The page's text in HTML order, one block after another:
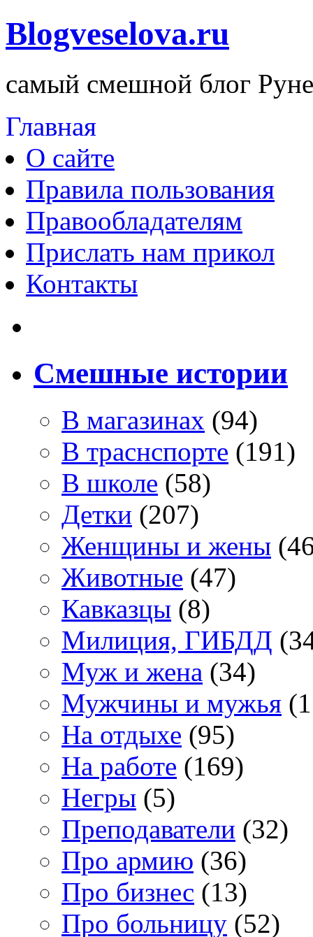
Blogveselova.ru
самый смешной блог
Главная
О сайте
Правила пользования
Правообладателям
Прислать нам прикол
Контакты
Смешные истории
В магазинах (94)
В траснспорте (191)
В школе (58)
Детки (207)
Женщины и жены
Животные (47)
Кавказцы (8)
Милиция, ГИБДД
Муж и жена (34)
Мужчины и мужья
На отдыхе (95)
На работе (169)
Негры (5)
Преподаватели (32)
Про армию (36)
Про бизнес (13)
Про больницу (52)